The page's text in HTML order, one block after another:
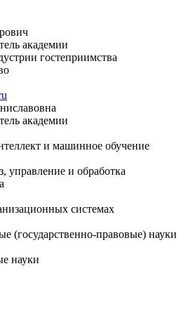
академии
гостеприимства
академии
и машинное обучение
управление и обработка
системах
(государственно-правовые) науки
науки